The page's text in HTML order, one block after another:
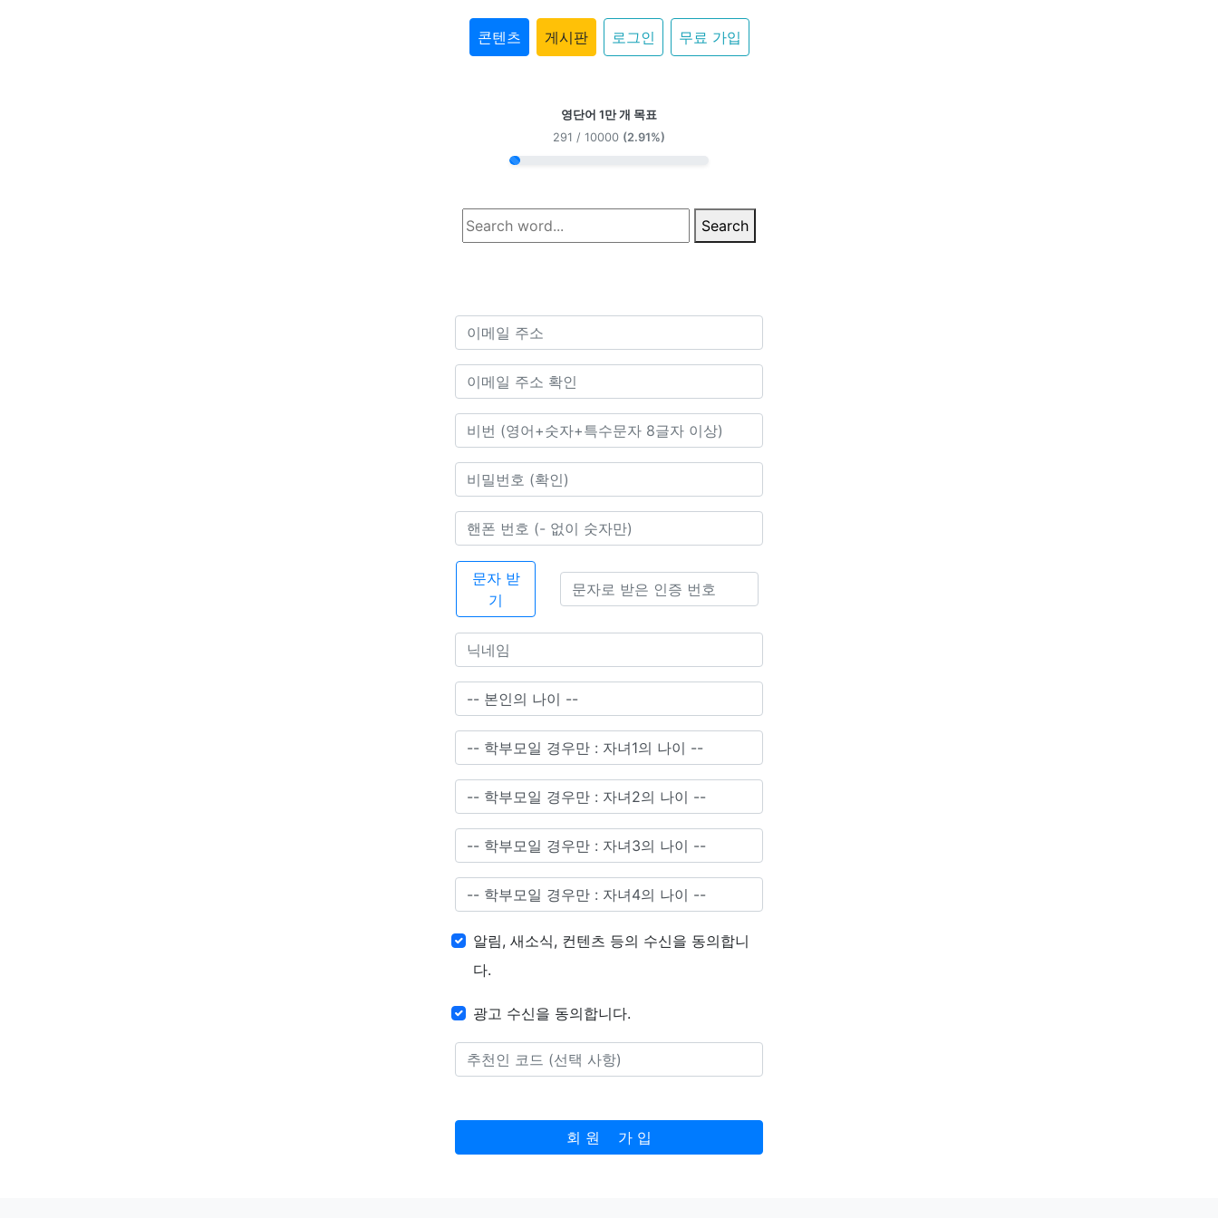
콘텐츠 게시판 로그인 무료 가입
영단어 1만 개 목표
291 / 10000 (2.91%)
Search
문자 받
기
알림, 새소식, 컨텐츠 등의 수신을 동의합니
다.
광고 수신을 동의합니다.
회 원 가 입